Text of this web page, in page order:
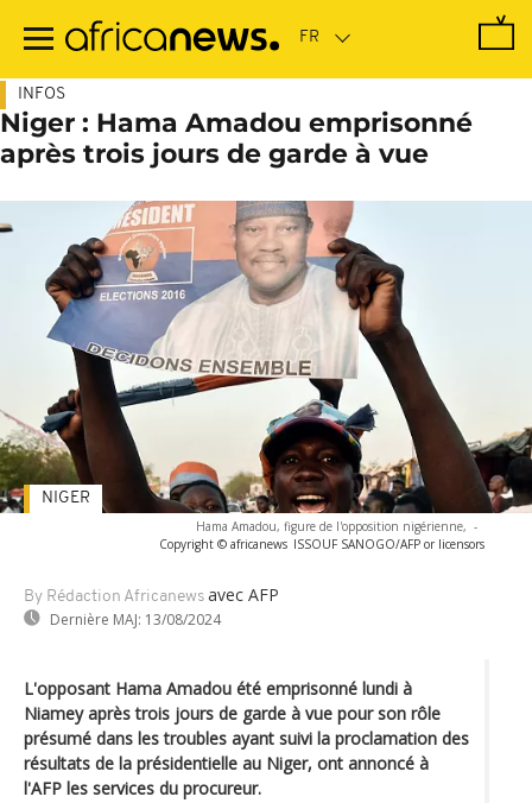
contenu
INFOS
Niger : Hama Amadou emprisonné
après trois jours de garde à vue
Hama Amadou, figure de l'opposition nigérienne, -
Copyright © africanews ISSOUF SANOGO/AFP or licensors
By Rédaction Africanews avec AFP
Dernière MAJ: 13/08/2024
NIGER
L'opposant Hama Amadou été emprisonné lundi à
Niamey après trois jours de garde à vue pour son rôle
présumé dans les troubles ayant suivi la proclamation des
résultats de la présidentielle au Niger, ont annoncé à
l'AFP les services du procureur.